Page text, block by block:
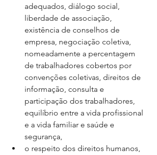
adequados, diálogo social,
liberdade de associação,
existência de conselhos de
empresa, negociação coletiva,
nomeadamente a percentagem
de trabalhadores cobertos por
convenções coletivas, direitos de
informação, consulta e
participação dos trabalhadores,
equilíbrio entre a vida profissional
e a vida familiar e saúde e
segurança,
o respeito dos direitos humanos,